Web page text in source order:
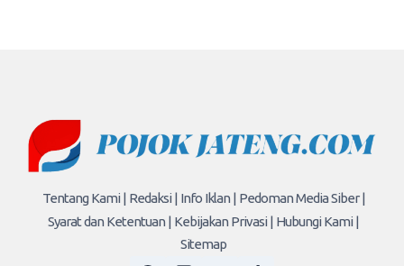
Tentang Kami | Redaksi | Info Iklan | Pedoman Media Siber |
Syarat dan Ketentuan | Kebijakan Privasi | Hubungi Kami |
Sitemap